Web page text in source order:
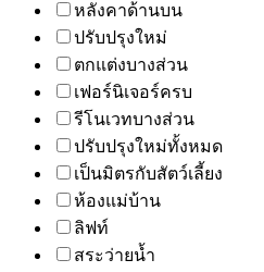
หลังคาด้านบน
ปรับปรุงใหม่
ตกแต่งบางส่วน
เฟอร์นิเจอร์ครบ
รีโนเวทบางส่วน
ปรับปรุงใหม่ทั้งหมด
เป็นมิตรกับสัตว์เลี้ยง
ห้องแม่บ้าน
ลิฟท์
สระว่ายน้ำ